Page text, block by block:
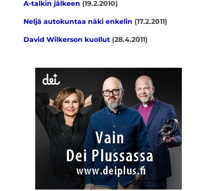
A-talkin jälkeen (19.2.2010)
Neljä autokuntaa näki enkelin (17.2.2011)
David Wilkerson kuollut (28.4.2011)